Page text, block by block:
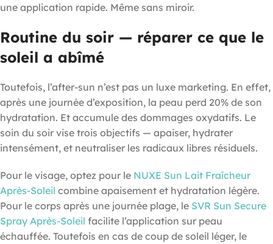
une application rapide. Même sans miroir.
Routine du soir — réparer ce que le
soleil a abîmé
Toutefois, l’after-sun n’est pas un luxe marketing. En effet,
après une journée d’exposition, la peau perd 20% de son
hydratation. Et accumule des dommages oxydatifs. Le
soin du soir vise trois objectifs — apaiser, hydrater
intensément, et neutraliser les radicaux libres résiduels.
Pour le visage, optez pour le NUXE Sun Lait Fraîcheur
Après-Soleil combine apaisement et hydratation légère.
Pour le corps après une journée plage, le SVR Sun Secure
Spray Après-Soleil facilite l’application sur peau
échauffée. Toutefois en cas de coup de soleil léger, le